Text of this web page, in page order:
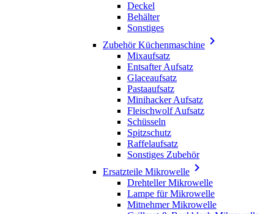
Deckel
Behälter
Sonstiges
Zubehör Küchenmaschine 
Mixaufsatz
Entsafter Aufsatz
Glaceaufsatz
Pastaaufsatz
Minihacker Aufsatz
Fleischwolf Aufsatz
Schüsseln
Spitzschutz
Raffelaufsatz
Sonstiges Zubehör
Ersatzteile Mikrowelle 
Drehteller Mikrowelle
Lampe für Mikrowelle
Mitnehmer Mikrowelle